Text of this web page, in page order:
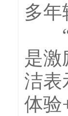
多年
“
是激
洁表
体验